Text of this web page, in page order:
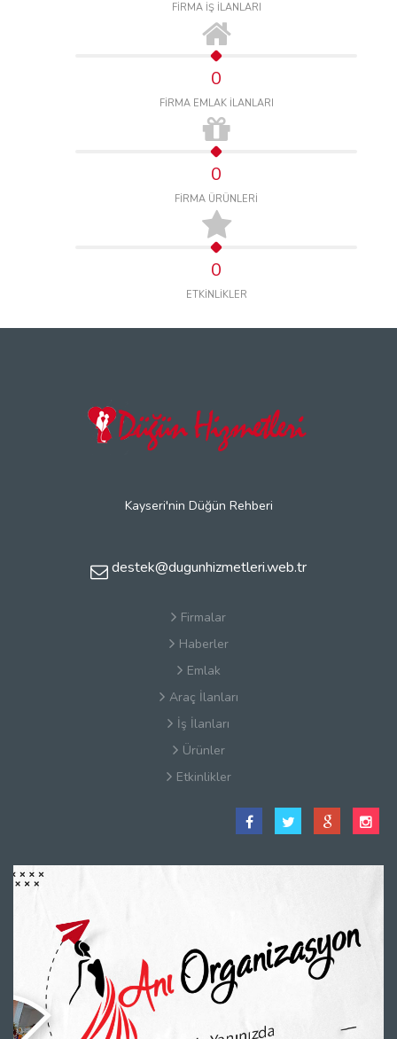
FİRMA İŞ İLANLARI
0
FİRMA EMLAK İLANLARI
0
FİRMA ÜRÜNLERİ
0
ETKİNLİKLER
Kayseri'nin Düğün Rehberi
destek@dugunhizmetleri.web.tr
Firmalar
Haberler
Emlak
Araç İlanları
İş İlanları
Ürünler
Etkinlikler
Satış Sözleşmesi
Hakkımızda
İletişim